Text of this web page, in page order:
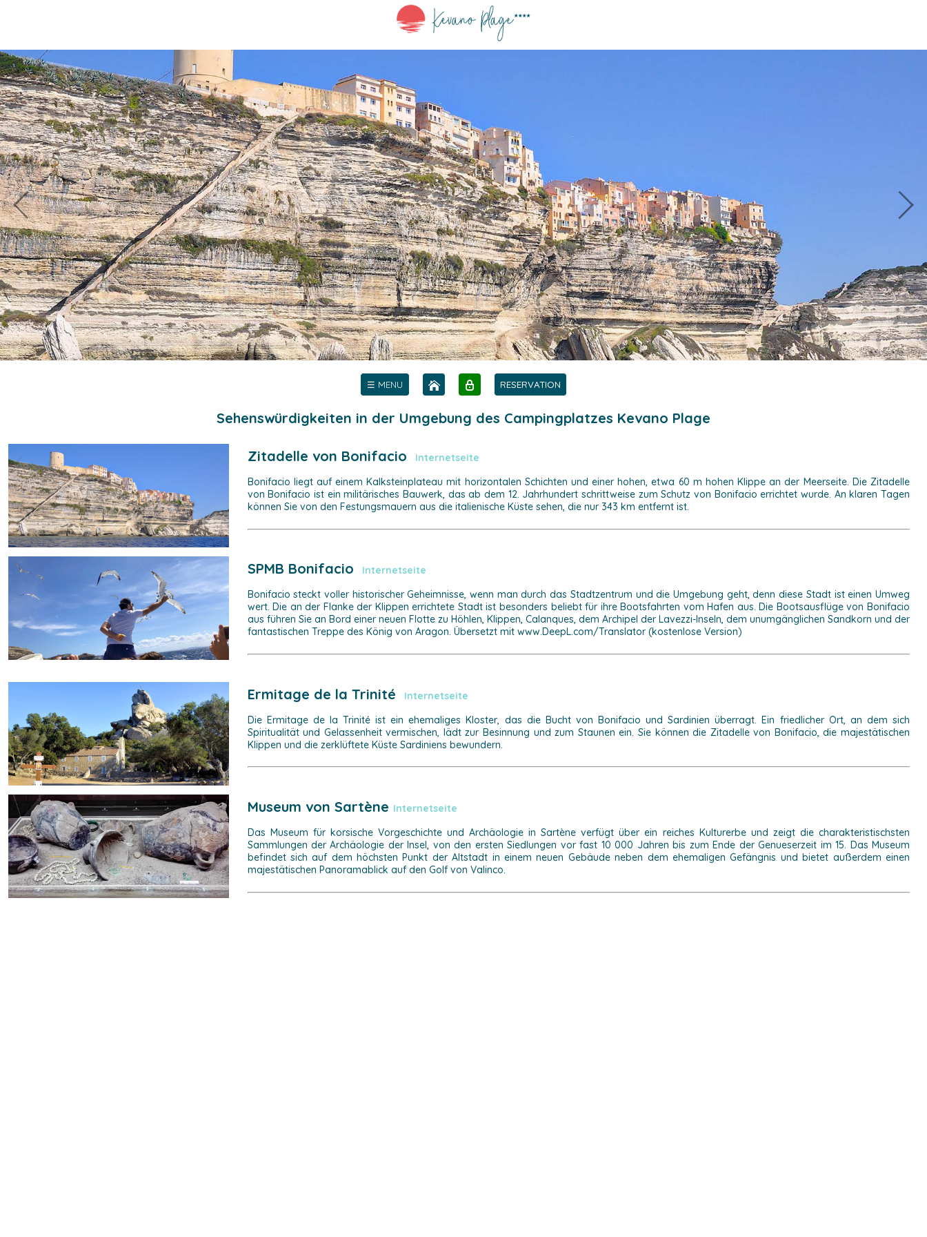
☰ MENU RESERVATION
Sehenswürdigkeiten in der Umgebung des Campingplatzes Kevano Plage
Zitadelle von Bonifacio
Internetseite
Bonifacio liegt auf einem Kalksteinplateau mit horizontalen Schichten und einer hohen, etwa 60 m hohen Klippe an der Meerseite. Die Zitadelle
von Bonifacio ist ein militärisches Bauwerk, das ab dem 12. Jahrhundert schrittweise zum Schutz von Bonifacio errichtet wurde. An klaren Tagen
können Sie von den Festungsmauern aus die italienische Küste sehen, die nur 343 km entfernt ist.
SPMB Bonifacio
Internetseite
Bonifacio steckt voller historischer Geheimnisse, wenn man durch das Stadtzentrum und die Umgebung geht, denn diese Stadt ist einen Umweg
wert. Die an der Flanke der Klippen errichtete Stadt ist besonders beliebt für ihre Bootsfahrten vom Hafen aus. Die Bootsausflüge von Bonifacio
aus führen Sie an Bord einer neuen Flotte zu Höhlen, Klippen, Calanques, dem Archipel der Lavezzi-Inseln, dem unumgänglichen Sandkorn und der
fantastischen Treppe des König von Aragon. Übersetzt mit www.DeepL.com/Translator (kostenlose Version)
Ermitage de la Trinité
Internetseite
Die Ermitage de la Trinité ist ein ehemaliges Kloster, das die Bucht von Bonifacio und Sardinien überragt. Ein friedlicher Ort, an dem sich
Spiritualität und Gelassenheit vermischen, lädt zur Besinnung und zum Staunen ein. Sie können die Zitadelle von Bonifacio, die majestätischen
Klippen und die zerklüftete Küste Sardiniens bewundern.
Museum von Sartène Internetseite
Das Museum für korsische Vorgeschichte und Archäologie in Sartène verfügt über ein reiches Kulturerbe und zeigt die charakteristischsten
Sammlungen der Archäologie der Insel, von den ersten Siedlungen vor fast 10 000 Jahren bis zum Ende der Genueserzeit im 15. Das Museum
befindet sich auf dem höchsten Punkt der Altstadt in einem neuen Gebäude neben dem ehemaligen Gefängnis und bietet außerdem einen
majestätischen Panoramablick auf den Golf von Valinco.